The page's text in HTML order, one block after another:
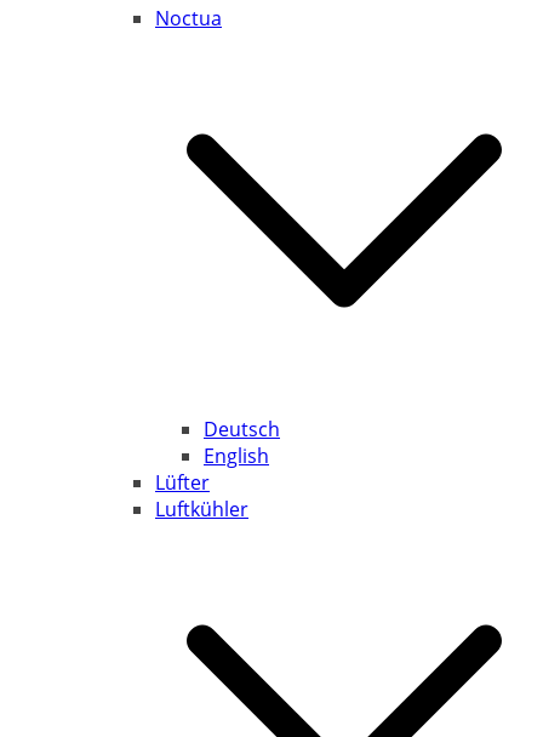
Noctua
Deutsch
English
Lüfter
Luftkühler